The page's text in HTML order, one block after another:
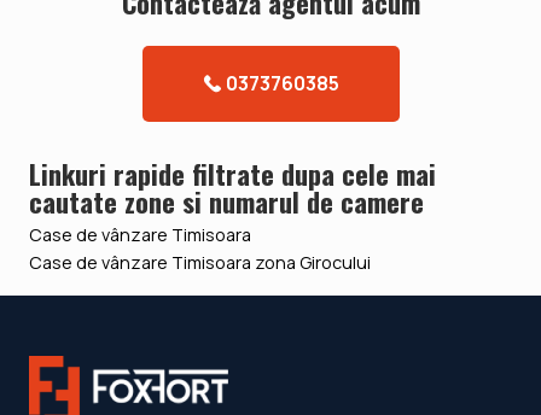
0373760385
Linkuri rapide filtrate dupa cele mai
cautate zone si numarul de camere
Case de vânzare Timisoara
Case de vânzare Timisoara zona Girocului